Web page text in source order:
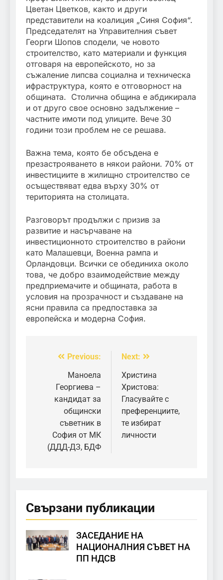
Цветан Цветков, както и други
представители на коалиция „Синя София“.
Председателят на Управителния съвет
Георги Шопов сподели, че новото
строителство, като материали и функция
отговаря на европейското, но за
съжаление липсва социална и техническа
ифраструктура, която е отговорност на
общината. Столична община е абдикирала
и от друго свое основно задължение –
частните имоти под улиците. Вече 30
години този проблем не се решава.
Важна тема, която бе обсъдена е
презастрояването в някои райони. 70% от
инвестициите в жилищно строителство се
осъществяват едва върху 30% от
територията на столицата.
Разговорът продължи с призив за
развитие и насърчаване на
инвестиционното строителство в райони
като Малашевци, Военна рампа и
Орландовци. Всички се обединиха около
това, че добро взаимодействие между
предприемачите и общината, работа в
условия на прозрачност и създаване на
ясни правила са предпоставка за
европейска и модерна София.
Post
navigation
Previous:
Маноела
Георгиева –
кандидат за
общински
съветник в
София от МК
(ДДД-ДЗ, БДФ
Next:
Христина
Христова:
Гласувайте с
преференциите,
те избират
личности
Свързани публикации
ЗАСЕДАНИЕ НА
НАЦИОНАЛНИЯ СЪВЕТ НА
ПП НДСВ